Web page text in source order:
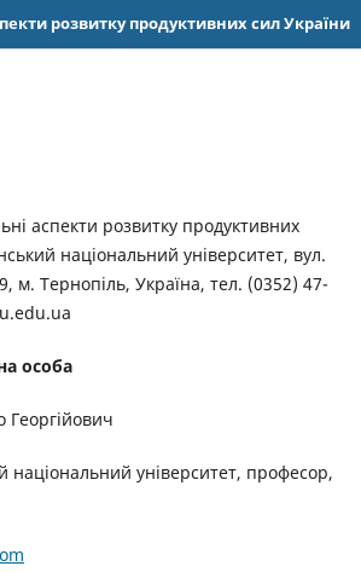
розвитку продуктивних сил України
аспекти розвитку продуктивних
національний університет, вул.
м. Тернопіль, Україна, тел. (0352) 47-
особа
національний університет, професор,